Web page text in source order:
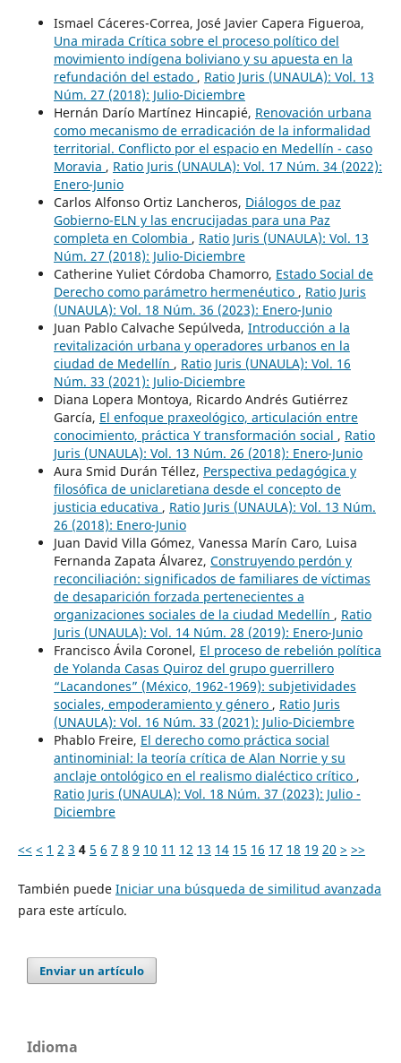
Ismael Cáceres-Correa, José Javier Capera Figueroa,
Una mirada Crítica sobre el proceso político del
movimiento indígena boliviano y su apuesta en la
refundación del estado , Ratio Juris (UNAULA): Vol. 13
Núm. 27 (2018): Julio-Diciembre
Hernán Darío Martínez Hincapié, Renovación urbana
como mecanismo de erradicación de la informalidad
territorial. Conflicto por el espacio en Medellín - caso
Moravia , Ratio Juris (UNAULA): Vol. 17 Núm. 34 (2022):
Enero-Junio
Carlos Alfonso Ortiz Lancheros, Diálogos de paz
Gobierno-ELN y las encrucijadas para una Paz
completa en Colombia , Ratio Juris (UNAULA): Vol. 13
Núm. 27 (2018): Julio-Diciembre
Catherine Yuliet Córdoba Chamorro, Estado Social de
Derecho como parámetro hermenéutico , Ratio Juris
(UNAULA): Vol. 18 Núm. 36 (2023): Enero-Junio
Juan Pablo Calvache Sepúlveda, Introducción a la
revitalización urbana y operadores urbanos en la
ciudad de Medellín , Ratio Juris (UNAULA): Vol. 16
Núm. 33 (2021): Julio-Diciembre
Diana Lopera Montoya, Ricardo Andrés Gutiérrez
García, El enfoque praxeológico, articulación entre
conocimiento, práctica Y transformación social , Ratio
Juris (UNAULA): Vol. 13 Núm. 26 (2018): Enero-Junio
Aura Smid Durán Téllez, Perspectiva pedagógica y
filosófica de uniclaretiana desde el concepto de
justicia educativa , Ratio Juris (UNAULA): Vol. 13 Núm.
26 (2018): Enero-Junio
Juan David Villa Gómez, Vanessa Marín Caro, Luisa
Fernanda Zapata Álvarez, Construyendo perdón y
reconciliación: significados de familiares de víctimas
de desaparición forzada pertenecientes a
organizaciones sociales de la ciudad Medellín , Ratio
Juris (UNAULA): Vol. 14 Núm. 28 (2019): Enero-Junio
Francisco Ávila Coronel, El proceso de rebelión política
de Yolanda Casas Quiroz del grupo guerrillero
“Lacandones” (México, 1962-1969): subjetividades
sociales, empoderamiento y género , Ratio Juris
(UNAULA): Vol. 16 Núm. 33 (2021): Julio-Diciembre
Phablo Freire, El derecho como práctica social
antinominial: la teoría crítica de Alan Norrie y su
anclaje ontológico en el realismo dialéctico crítico ,
Ratio Juris (UNAULA): Vol. 18 Núm. 37 (2023): Julio -
Diciembre
<< < 1 2 3 4 5 6 7 8 9 10 11 12 13 14 15 16 17 18 19 20 > >>
También puede Iniciar una búsqueda de similitud avanzada
para este artículo.
Enviar un artículo
Idioma